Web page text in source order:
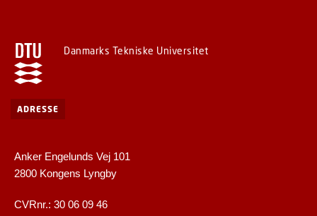
Danmarks Tekniske Universitet
ADRESSE
Anker Engelunds Vej 101
2800 Kongens Lyngby
CVRnr.: 30 06 09 46